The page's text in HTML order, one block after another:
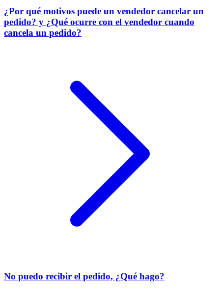
¿Por qué motivos puede un vendedor cancelar un
pedido? y ¿Qué ocurre con el vendedor cuando
cancela un pedido?
No puedo recibir el pedido, ¿Qué hago?